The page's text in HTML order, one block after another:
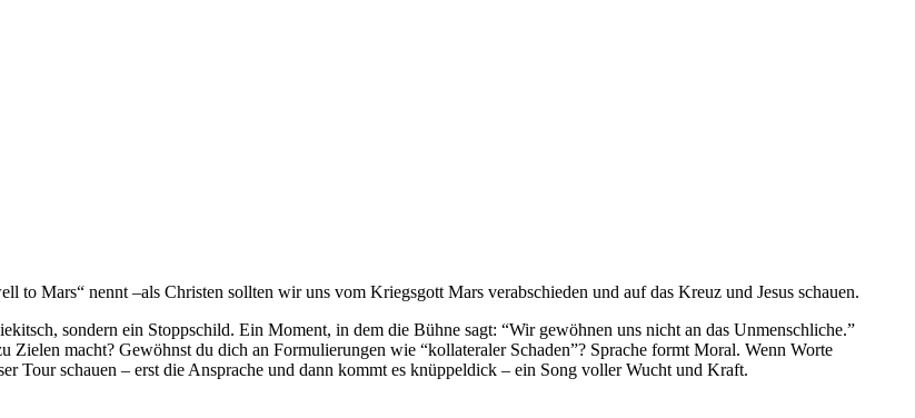
to Mars“ nennt –als Christen sollten wir uns vom Kriegsgott Mars verabschieden und auf das Kreuz und Jesus schauen.
sondern ein Stoppschild. Ein Moment, in dem die Bühne sagt: “Wir gewöhnen uns nicht an das Unmenschliche.”
Zielen macht? Gewöhnst du dich an Formulierungen wie “kollateraler Schaden”? Sprache formt Moral. Wenn Worte
Tour schauen – erst die Ansprache und dann kommt es knüppeldick – ein Song voller Wucht und Kraft.